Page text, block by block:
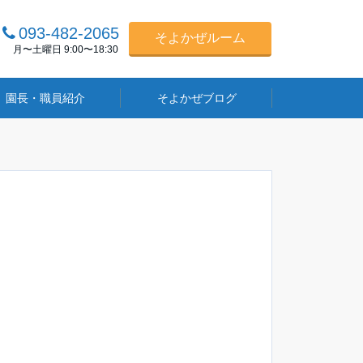
093-482-2065
月〜土曜日 9:00〜18:30
そよかぜルーム
園長・職員紹介 そよかぜブログ